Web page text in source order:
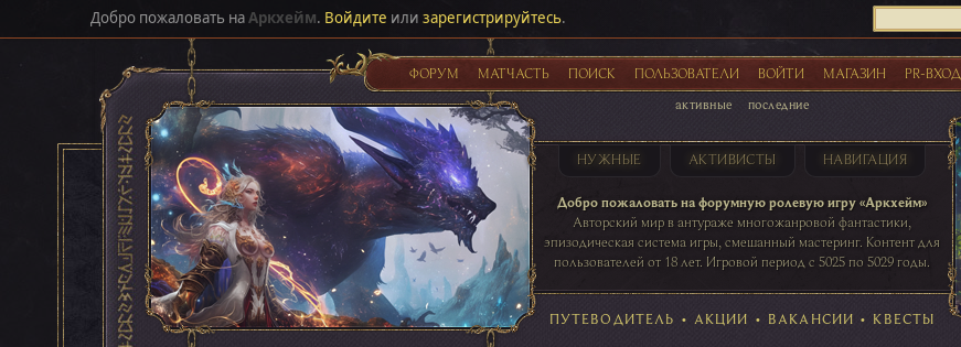
Добро пожаловать наАркхейм. Войдите или зарегистрируйтесь.
ФОРУМ МАТЧАСТЬ ПОИСК ПОЛЬЗОВАТЕЛИ ВОЙТИ МАГАЗИН PR-ВХОД
активные последние
НУЖНЫЕ АКТИВИСТЫ НАВИГАЦИЯ
Добро пожаловать на форумную ролевую игру «Аркхейм»
Авторский мир в антураже многожанровой фантастики,
эпизодическая система игры, смешанный мастеринг. Контент для
пользователей от 18 лет. Игровой период с 5025 по 5029 годы.
таблице игровой активности
41 ПОСТОВ 31 ПОСТОВ 29 ПОСТОВ 24 ПОСТОВ
ПУТЕВОДИТЕЛЬ • АКЦИИ • ВАКАНСИИ • КВЕСТЫ